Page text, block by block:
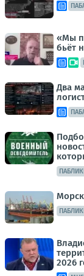
«Мы
бьёт
Два
2026